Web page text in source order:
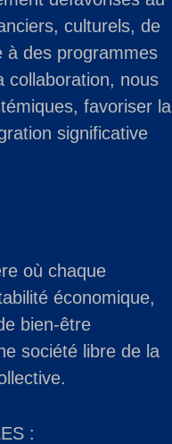
culturels, de
à des programmes
collaboration, nous
favoriser la
significative
où chaque
économique,
bien-être
société libre de la
: